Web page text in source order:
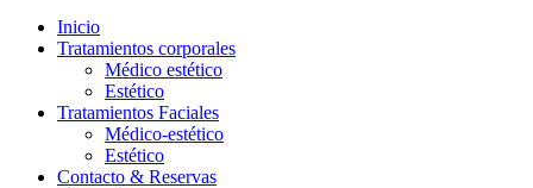
Inicio
Tratamientos corporales
Médico estético
Estético
Tratamientos Faciales
Médico-estético
Estético
Contacto & Reservas